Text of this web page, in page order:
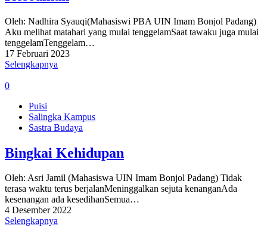
Oleh: Nadhira Syauqi(Mahasiswi PBA UIN Imam Bonjol Padang)
Aku melihat matahari yang mulai tenggelamSaat tawaku juga mulai
tenggelamTenggelam…
17 Februari 2023
Selengkapnya
0
Puisi
Salingka Kampus
Sastra Budaya
Bingkai Kehidupan
Oleh: Asri Jamil (Mahasiswa UIN Imam Bonjol Padang) Tidak
terasa waktu terus berjalanMeninggalkan sejuta kenanganAda
kesenangan ada kesedihanSemua…
4 Desember 2022
Selengkapnya